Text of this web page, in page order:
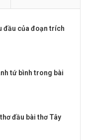
đầu của đoạn trích
tứ bình trong bài
đầu bài thơ Tây